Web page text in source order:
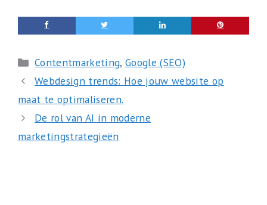
Categorieën
Contentmarketing,Google (SEO)
Webdesign trends: Hoe jouw website op
maat te optimaliseren.
De rol van AI in moderne
marketingstrategieën